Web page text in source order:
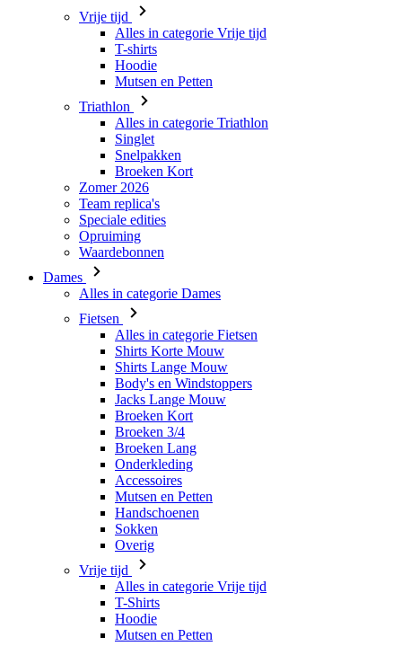
Vrije tijd
Alles in categorie Vrije tijd
T-shirts
Hoodie
Mutsen en Petten
Triathlon
Alles in categorie Triathlon
Singlet
Snelpakken
Broeken Kort
Zomer 2026
Team replica's
Speciale edities
Opruiming
Waardebonnen
Dames
Alles in categorie Dames
Fietsen
Alles in categorie Fietsen
Shirts Korte Mouw
Shirts Lange Mouw
Body's en Windstoppers
Jacks Lange Mouw
Broeken Kort
Broeken 3/4
Broeken Lang
Onderkleding
Accessoires
Mutsen en Petten
Handschoenen
Sokken
Overig
Vrije tijd
Alles in categorie Vrije tijd
T-Shirts
Hoodie
Mutsen en Petten